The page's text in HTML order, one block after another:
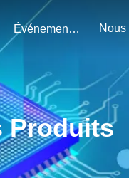
Événements
Produits